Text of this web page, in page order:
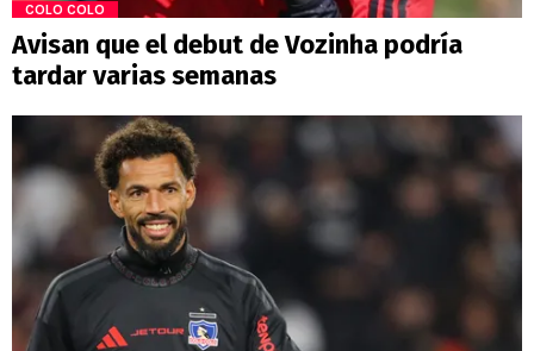
COLO COLO
Avisan que el debut de Vozinha podría
tardar varias semanas